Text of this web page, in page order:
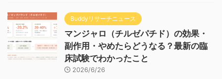
Buddyリサーチニュース
マンジャロ（チルゼパチド）の効果・
副作用・やめたらどうなる？最新の臨
床試験でわかったこと
2026/6/26